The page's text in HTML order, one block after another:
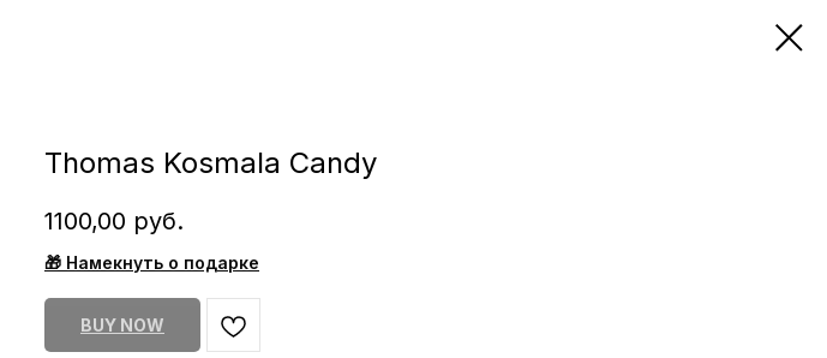
Thomas Kosmala Candy
1100,00 руб.
🎁 Намекнуть о подарке
BUY NOW